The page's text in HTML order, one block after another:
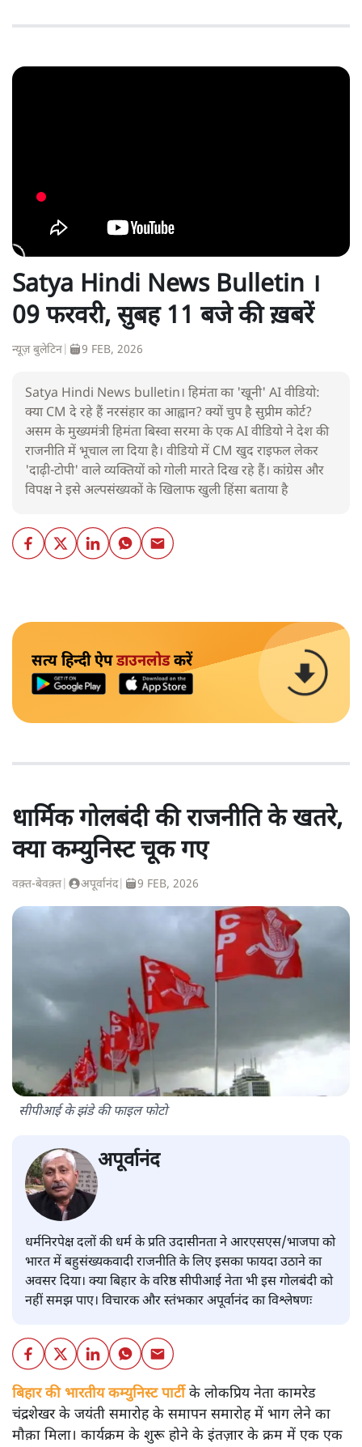
Satya Hindi News Bulletin ।
09 फरवरी, सुबह 11 बजे की ख़बरें
न्यूज़ बुलेटिन 9 FEB, 2026
Satya Hindi News bulletin। हिमंता का 'खूनी' AI वीडियो:
क्या CM दे रहे हैं नरसंहार का आह्वान? क्यों चुप है सुप्रीम कोर्ट?
असम के मुख्यमंत्री हिमंता बिस्वा सरमा के एक AI वीडियो ने देश की
राजनीति में भूचाल ला दिया है। वीडियो में CM खुद राइफल लेकर
'दाढ़ी-टोपी' वाले व्यक्तियों को गोली मारते दिख रहे हैं। कांग्रेस और
विपक्ष ने इसे अल्पसंख्यकों के खिलाफ खुली हिंसा बताया है
सत्य हिन्दी ऐपडाउनलोडकरें
धार्मिक गोलबंदी की राजनीति के खतरे,
क्या कम्युनिस्ट चूक गए
वक़्त-बेवक़्त अपूर्वानंद| 9 FEB, 2026
सीपीआई के झंडे की फाइल फोटो
अपूर्वानंद
धर्मनिरपेक्ष दलों की धर्म के प्रति उदासीनता ने आरएसएस/भाजपा को
भारत में बहुसंख्यकवादी राजनीति के लिए इसका फायदा उठाने का
अवसर दिया। क्या बिहार के वरिष्ठ सीपीआई नेता भी इस गोलबंदी को
नहीं समझ पाए। विचारक और स्तंभकार अपूर्वानंद का विश्लेषणः
बिहार की भारतीय कम्युनिस्ट पार्टीके लोकप्रिय नेता कामरेड
चंद्रशेखर के जयंती समारोह के समापन समारोह में भाग लेने का
मौक़ा मिला। कार्यक्रम के शुरू होने के इंतज़ार के क्रम में एक एक